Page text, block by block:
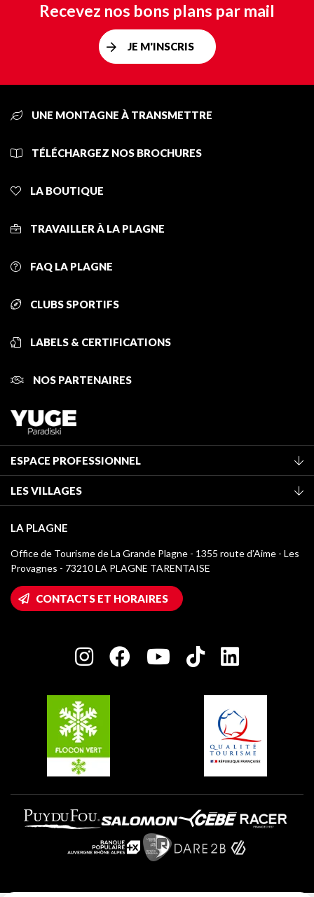
Recevez nos bons plans par mail
JE M'INSCRIS
UNE MONTAGNE À TRANSMETTRE
TÉLÉCHARGEZ NOS BROCHURES
LA BOUTIQUE
TRAVAILLER À LA PLAGNE
FAQ LA PLAGNE
CLUBS SPORTIFS
LABELS & CERTIFICATIONS
NOS PARTENAIRES
ESPACE PROFESSIONNEL
Classement des meublés
Taxe de séjour
Médiathèque
Logos La Plagne
Accès Wifi
Maison des Propriétaires
Charte des Acteurs Engagés
LES VILLAGES
Montchavin - Les Coches
Champagny-en-Vanoise
Plagne 1800
Plagne Villages
Plagne Aime 2000
LA PLAGNE
Office de Tourisme de La Grande Plagne - 1355 route d’Aime - Les
Provagnes - 73210 LA PLAGNE TARENTAISE
CONTACTS ET HORAIRES